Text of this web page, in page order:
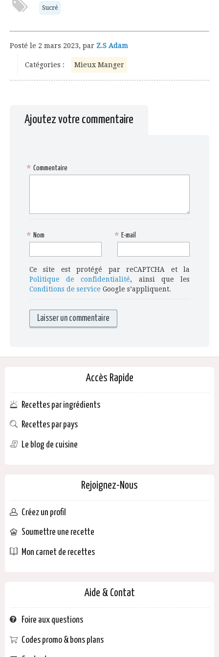
Sucré
Posté le 2 mars 2023, par Z.S Adam
Catégories : Mieux Manger
Ajoutez votre commentaire
Commentaire
*
Nom
* E-mail
*
Ce site est protégé par reCAPTCHA et la
Politique de confidentialité, ainsi que les
Conditions de service Google s’appliquent.
Accès Rapide
Recettes par ingrédients
Recettes par pays
Le blog de cuisine
Rejoignez-Nous
Créez un profil
Soumettre une recette
Mon carnet de recettes
Aide & Contat
Foire aux questions
Codes promo & bons plans